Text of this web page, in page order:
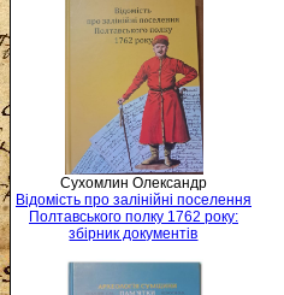
Сухомлин Олександр
Відомість про залінійні поселення
Полтавського полку 1762 року:
збірник документів